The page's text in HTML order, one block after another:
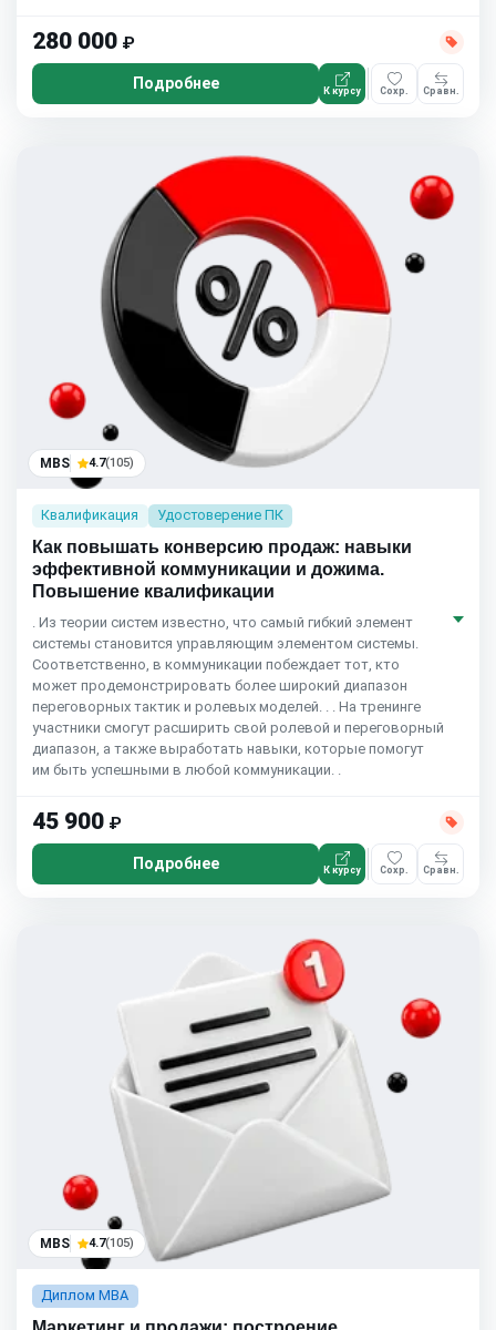
280 000 ₽
Подробнее К курсу Сохр. Сравн.
MBS 4.7(105)
Квалификация Удостоверение ПК
Как повышать конверсию продаж: навыки
эффективной коммуникации и дожима.
Повышение квалификации
. Из теории систем известно, что самый гибкий элемент
системы становится управляющим элементом системы.
Соответственно, в коммуникации побеждает тот, кто
может продемонстрировать более широкий диапазон
переговорных тактик и ролевых моделей. . . На тренинге
участники смогут расширить свой ролевой и переговорный
диапазон, а также выработать навыки, которые помогут
им быть успешными в любой коммуникации. .
45 900 ₽
Подробнее К курсу Сохр. Сравн.
MBS 4.7(105)
Диплом MBA